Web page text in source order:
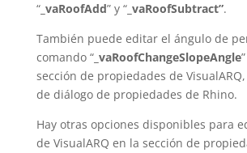
“_vaRoofAdd” y “_vaRoofSubtract”.
También puede editar el ángulo de
comando “_vaRoofChangeSlopeAngle
sección de propiedades de
de diálogo de propiedades de Rhino.
Hay otras opciones disponibles para
de VisualARQ en la sección de